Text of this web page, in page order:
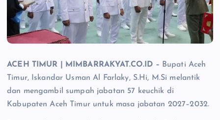
ACEH TIMUR | MIMBARRAKYAT.CO.ID – Bupati Aceh
Timur, Iskandar Usman Al Farlaky, S.Hi, M.Si melantik
dan mengambil sumpah jabatan 57 keuchik di
Kabupaten Aceh Timur untuk masa jabatan 2027–2032.